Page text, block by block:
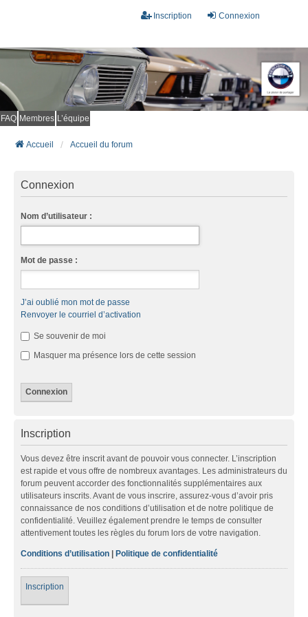
Connexion
Inscription
FAQ Membres L’équipe
Accueil Accueil du forum
Connexion
Nom d’utilisateur :
Mot de passe :
J’ai oublié mon mot de passe
Renvoyer le courriel d’activation
Se souvenir de moi
Masquer ma présence lors de cette session
Inscription
Vous devez être inscrit avant de pouvoir vous connecter. L’inscription
est rapide et vous offre de nombreux avantages. Les administrateurs du
forum peuvent accorder des fonctionnalités supplémentaires aux
utilisateurs inscrits. Avant de vous inscrire, assurez-vous d’avoir pris
connaissance de nos conditions d’utilisation et de notre politique de
confidentialité. Veuillez également prendre le temps de consulter
attentivement toutes les règles du forum lors de votre navigation.
Conditions d’utilisation | Politique de confidentialité
Inscription